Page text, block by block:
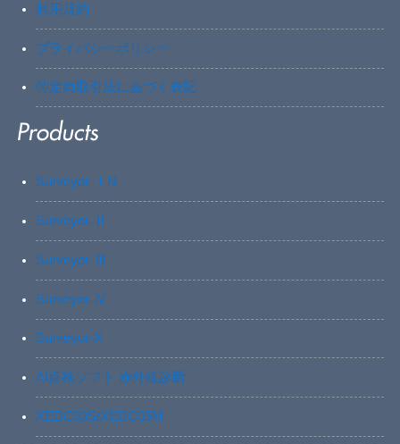
利用規約
プライバシーポリシー
特定商取引法に基づく表記
Surveyor-ⅠN
Surveyor-Ⅱ
Surveyor-Ⅲ
Surveyor-Ⅳ
Surveyor-X
AI点検ソフト 赤外線診断
XEDC03S/XEDC05M